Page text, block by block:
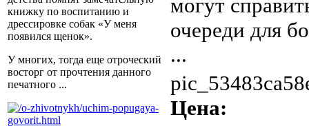
книжку по воспитанию и
дрессировке собак «У меня
появился щенок».
У многих, тогда еще отроческий
восторг от прочтения данного
печатного ...
могут
очереди для
...
Цена: